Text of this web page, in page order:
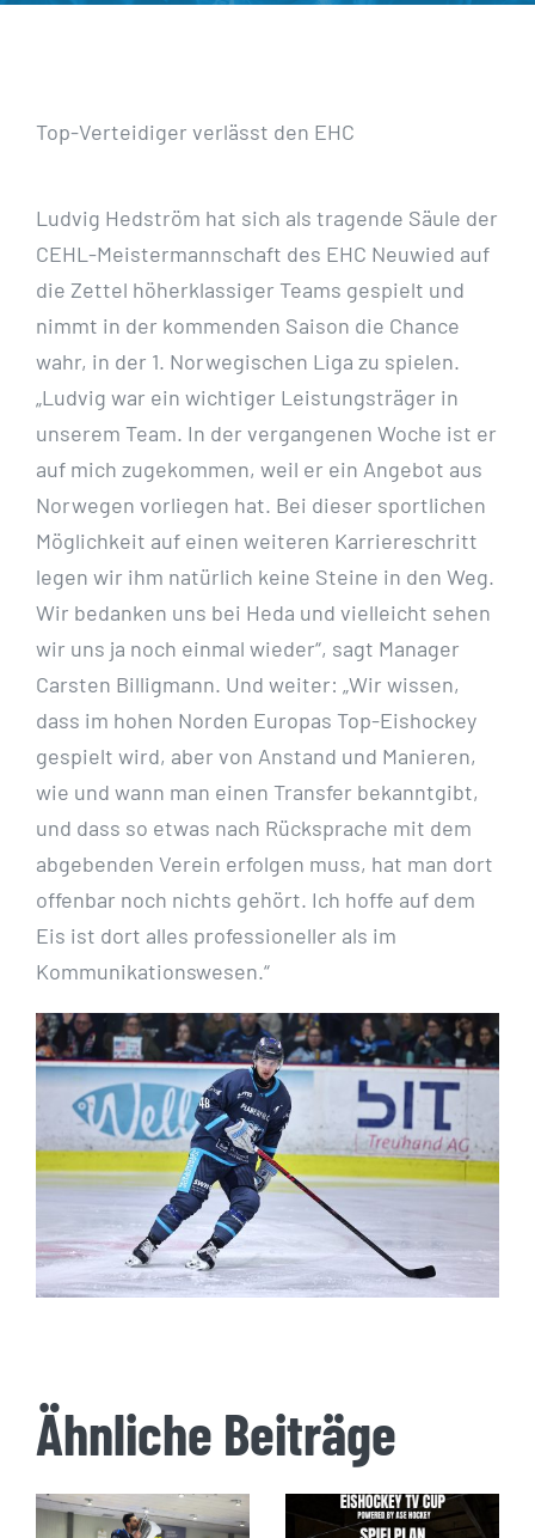
Top-Verteidiger verlässt den EHC
Ludvig Hedström hat sich als tragende Säule der
CEHL-Meistermannschaft des EHC Neuwied auf
die Zettel höherklassiger Teams gespielt und
nimmt in der kommenden Saison die Chance
wahr, in der 1. Norwegischen Liga zu spielen.
„Ludvig war ein wichtiger Leistungsträger in
unserem Team. In der vergangenen Woche ist er
auf mich zugekommen, weil er ein Angebot aus
Norwegen vorliegen hat. Bei dieser sportlichen
Möglichkeit auf einen weiteren Karriereschritt
legen wir ihm natürlich keine Steine in den Weg.
Wir bedanken uns bei Heda und vielleicht sehen
wir uns ja noch einmal wieder“, sagt Manager
Carsten Billigmann. Und weiter: „Wir wissen,
dass im hohen Norden Europas Top-Eishockey
gespielt wird, aber von Anstand und Manieren,
wie und wann man einen Transfer bekanntgibt,
und dass so etwas nach Rücksprache mit dem
abgebenden Verein erfolgen muss, hat man dort
offenbar noch nichts gehört. Ich hoffe auf dem
Eis ist dort alles professioneller als im
Kommunikationswesen.“
Ähnliche Beiträge